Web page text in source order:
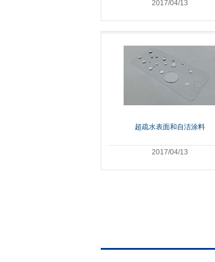
2017/04/13
超疏水表面和自洁涂料
2017/04/13